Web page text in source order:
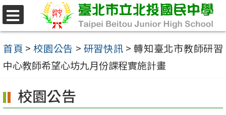
跳
至
主
要
容
區
首頁 > 校園公告 > 研習快訊 > 轉知臺北市教師研習
中心教師希望心坊九月份課程實施計畫
校園公告
選
單